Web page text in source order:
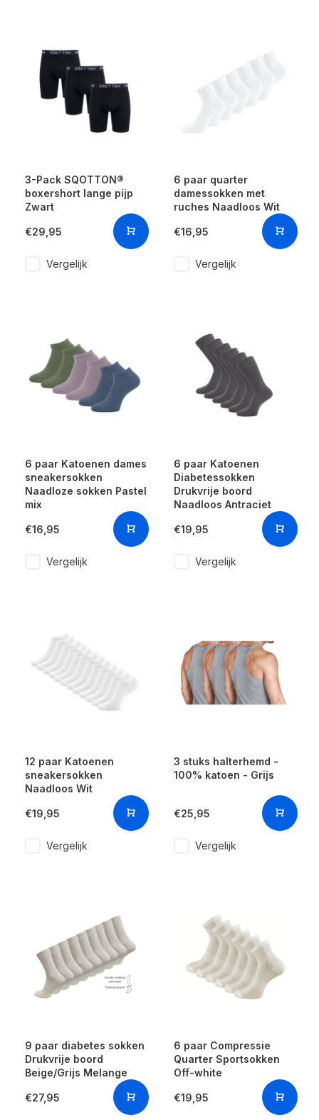
3-Pack SQOTTON®
boxershort lange pijp
Zwart
€29,95
Vergelijk
6 paar quarter
damessokken met
ruches Naadloos Wit
€16,95
Vergelijk
6 paar Katoenen dames
sneakersokken
Naadloze sokken Pastel
mix
€16,95
Vergelijk
6 paar Katoenen
Diabetessokken
Drukvrije boord
Naadloos Antraciet
€19,95
Vergelijk
12 paar Katoenen
sneakersokken
Naadloos Wit
€19,95
Vergelijk
3 stuks halterhemd -
100% katoen - Grijs
€25,95
Vergelijk
9 paar diabetes sokken
Drukvrije boord
Beige/Grijs Melange
€27,95
6 paar Compressie
Quarter Sportsokken
Off-white
€19,95